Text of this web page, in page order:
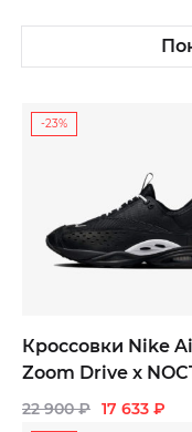
-23%
Кроссовки Nike
Zoom Drive x
«Black White»
22 900₽ 17 633 ₽